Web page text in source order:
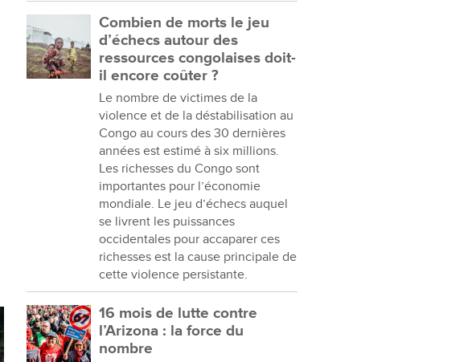
Combien de morts le jeu
d’échecs autour des
ressources congolaises doit-
il encore coûter ?
Le nombre de victimes de la
violence et de la déstabilisation au
Congo au cours des 30 dernières
années est estimé à six millions.
Les richesses du Congo sont
importantes pour l’économie
mondiale. Le jeu d’échecs auquel
se livrent les puissances
occidentales pour accaparer ces
richesses est la cause principale de
cette violence persistante.
16 mois de lutte contre
l’Arizona : la force du
nombre